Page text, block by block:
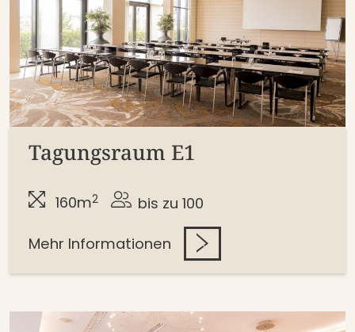
Tagungsraum E1
160m2 bis zu 100
Mehr Informationen